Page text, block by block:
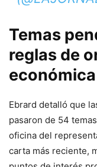
Temas
reglas de
económica
Ebrard detalló que
pasaron de 54
oficina del
carta más reciente,